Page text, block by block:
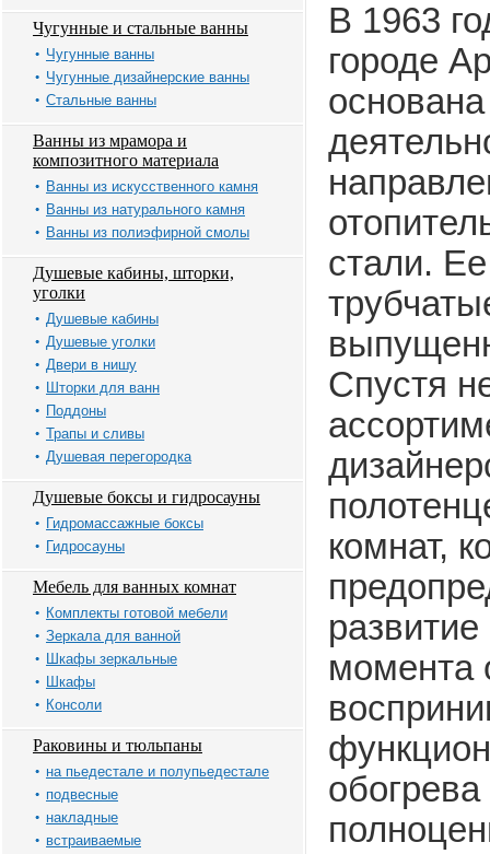
Чугунные и стальные ванны
Чугунные ванны
Чугунные дизайнерские ванны
Стальные ванны
Ванны из мрамора и
композитного материала
Ванны из искусственного камня
Ванны из натурального камня
Ванны из полиэфирной смолы
Душевые кабины, шторки,
уголки
Душевые кабины
Душевые уголки
Двери в нишу
Шторки для ванн
Поддоны
Трапы и сливы
Душевая перегородка
Душевые боксы и гидросауны
Гидромассажные боксы
Гидросауны
Мебель для ванных комнат
Комплекты готовой мебели
Зеркала для ванной
Шкафы зеркальные
Шкафы
Консоли
Раковины и тюльпаны
на пьедестале и полупьедестале
подвесные
накладные
встраиваемые
В 1963
городе
стали.
Спустя
комнат,
момента